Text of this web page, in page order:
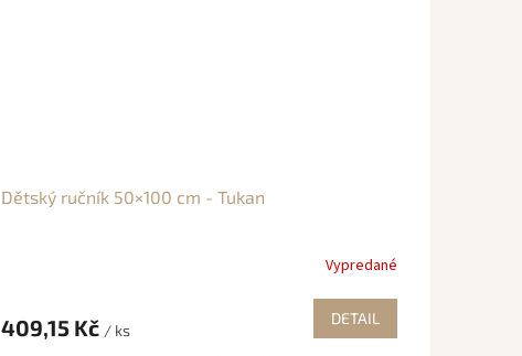
Dětský ručník 50×100 cm - Tukan
Vypredané
409,15 Kč / ks
DETAIL